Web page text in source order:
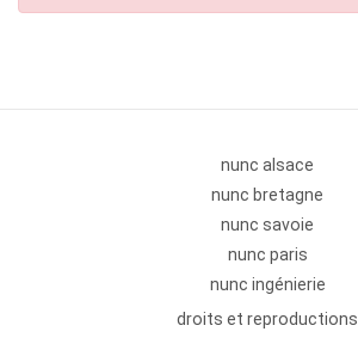
nunc alsace
nunc bretagne
nunc savoie
nunc paris
nunc ingénierie
droits et reproductions